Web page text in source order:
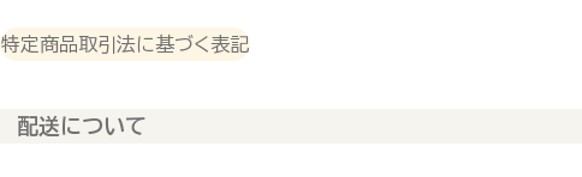
特定商品取引法に基づく表記
配送について